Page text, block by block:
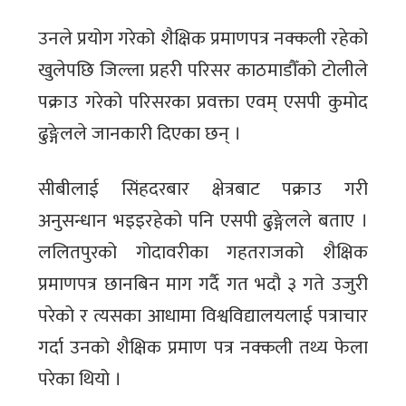
उनले प्रयोग गरेको शैक्षिक प्रमाणपत्र नक्कली रहेको
खुलेपछि जिल्ला प्रहरी परिसर काठमाडौँको टोलीले
पक्राउ गरेको परिसरका प्रवक्ता एवम् एसपी कुमोद
ढुङ्गेलले जानकारी दिएका छन् ।
सीबीलाई सिंहदरबार क्षेत्रबाट पक्राउ गरी
अनुसन्धान भइइरहेको पनि एसपी ढुङ्गेलले बताए ।
ललितपुरको गोदावरीका गहतराजको शैक्षिक
प्रमाणपत्र छानबिन माग गर्दै गत भदौ ३ गते उजुरी
परेको र त्यसका आधामा विश्वविद्यालयलाई पत्राचार
गर्दा उनको शैक्षिक प्रमाण पत्र नक्कली तथ्य फेला
परेका थियो ।